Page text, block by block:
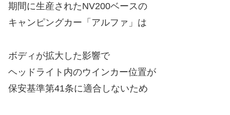
期間に生産されたNV200ベースの
キャンピングカー「アルファ」は
ボディが拡大した影響で
ヘッドライト内のウインカー位置が
保安基準第41条に適合しないため